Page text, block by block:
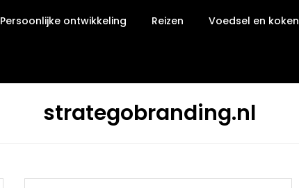
Persoonlijke ontwikkeling Reizen Voedsel en koken
strategobranding.nl